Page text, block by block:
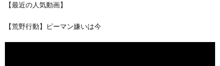
【最近の人気動画】
【荒野行動】ピーマン嫌いは今